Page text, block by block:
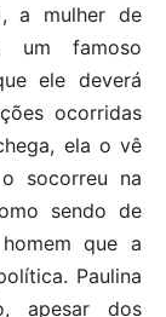
a mulher de
um famoso
ele deverá
ocorridas
ela o vê
socorreu na
sendo de
que a
Paulina
apesar dos